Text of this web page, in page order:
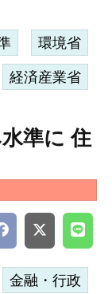
環境省
経済産業省
準に 住
金融・行政